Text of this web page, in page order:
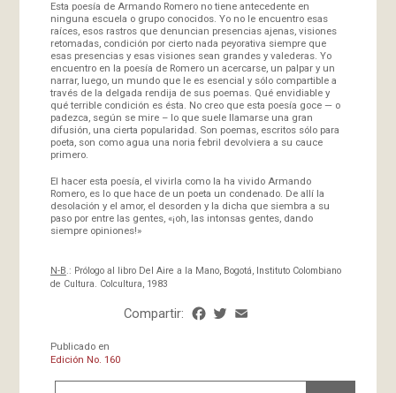
Esta poesía de Armando Romero no tiene antecedente en
ninguna escuela o grupo conocidos. Yo no le encuentro esas
raíces, esos rastros que denuncian presencias ajenas, visiones
retomadas, condición por cierto nada peyorativa siempre que
esas presencias y esas visiones sean grandes y valederas. Yo
encuentro en la poesía de Romero un acercarse, un palpar y un
narrar, luego, un mundo que le es esencial y sólo compartible a
través de la delgada rendija de sus poemas. Qué envidiable y
qué terrible condición es ésta. No creo que esta poesía goce — o
padezca, según se mire – lo que suele llamarse una gran
difusión, una cierta popularidad. Son poemas, escritos sólo para
poeta, son como agua una noria febril devolviera a su cauce
primero.
El hacer esta poesía, el vivirla como la ha vivido Armando
Romero, es lo que hace de un poeta un condenado. De allí la
desolación y el amor, el desorden y la dicha que siembra a su
paso por entre las gentes, «¡oh, las intonsas gentes, dando
siempre opiniones!»
N-B.: Prólogo al libro Del Aire a la Mano, Bogotá, Instituto Colombiano
de Cultura. Colcultura, 1983
Compartir: Facebook
Twitter
Publicado en
Edición No. 160